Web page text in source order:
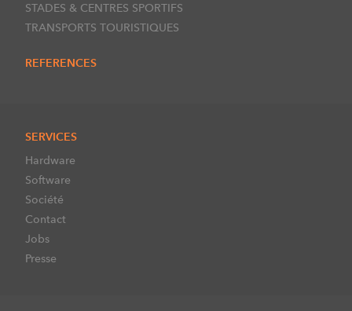
STADES & CENTRES SPORTIFS
TRANSPORTS TOURISTIQUES
REFERENCES
SERVICES
Hardware
Software
Société
Contact
Jobs
Presse